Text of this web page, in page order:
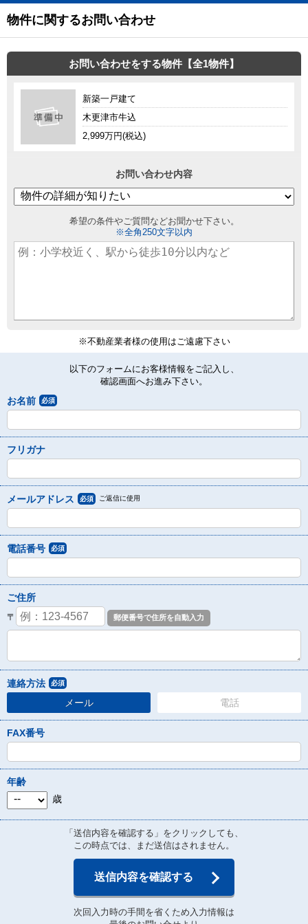
物件に関するお問い合わせ
お問い合わせをする物件【全1物件】
新築一戸建て
木更津市牛込
2,999万円(税込)
お問い合わせ内容
希望の条件やご質問などお聞かせ下さい。
※全角250文字以内
※不動産業者様の使用はご遠慮下さい
以下のフォームにお客様情報をご記入し、
確認画面へお進み下さい。
お名前 必須
フリガナ
メールアドレス 必須 ご返信に使用
電話番号 必須
ご住所
〒
連絡方法 必須
メール 電話
FAX番号
年齢
歳
「送信内容を確認する」をクリックしても、
この時点では、まだ送信はされません。
送信内容を確認する
次回入力時の手間を省くため入力情報は